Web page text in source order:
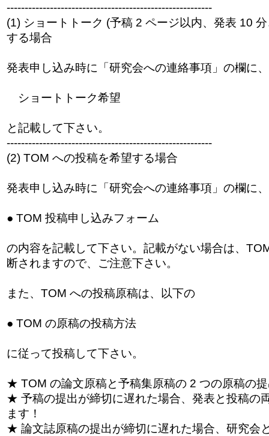
---------------------------------------------------------
(1) ショートトーク (予稿 2 ページ以内、発表 10
する場合
発表申し込み時に「研究会への連絡事項」の欄に、
ショートトーク希望
と記載して下さい。
---------------------------------------------------------
(2) TOM への投稿を希望する場合
発表申し込み時に「研究会への連絡事項」の欄に
● TOM 投稿申し込みフォーム
の内容を記載して下さい。記載がない場合は、
断されますので、ご注意下さい。
また、TOM への投稿原稿は、以下の
● TOM の原稿の投稿方法
に従って投稿して下さい。
★ TOM の論文原稿と予稿集原稿の 2 つの原稿の
★ 予稿の提出が締切に遅れた場合、発表と投稿の
ます！
★ 論文誌原稿の提出が締切に遅れた場合、研究会